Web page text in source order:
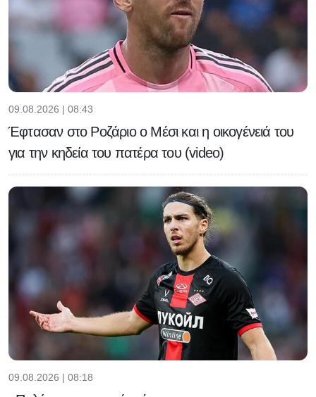
09.08.2026 | 08:43
Έφτασαν στο Ροζάριο ο Μέσι και η οικογένειά του
για την κηδεία του πατέρα του (video)
09.08.2026 | 08:18